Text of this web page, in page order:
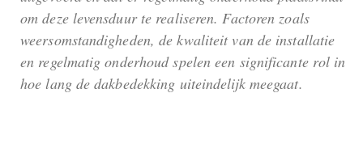
om deze levensduur te realiseren. Factoren zoals
weersomstandigheden, de kwaliteit van de installatie
en regelmatig onderhoud spelen een significante rol in
hoe lang de dakbedekking uiteindelijk meegaat.